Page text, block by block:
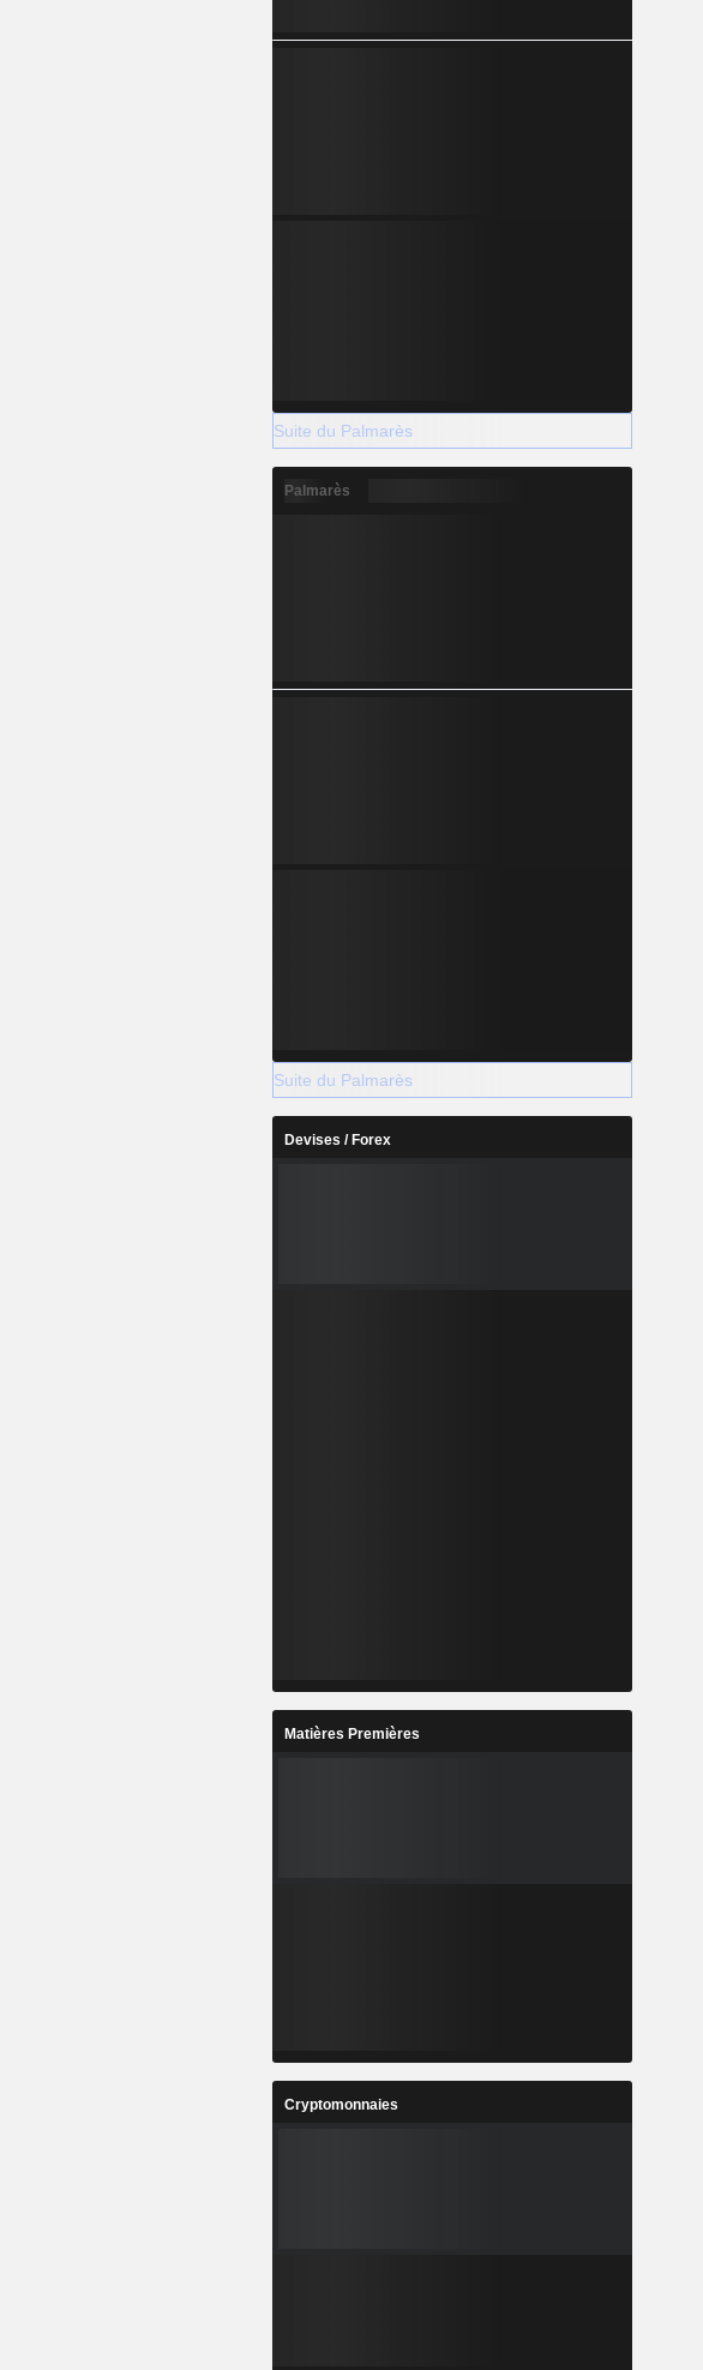
Suite du Palmarès
Palmarès
Suite du Palmarès
Devises / Forex
Matières Premières
Cryptomonnaies